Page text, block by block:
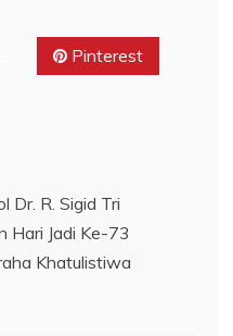
Pinterest
Dr. R. Sigid Tri
Hari Jadi Ke-73
Khatulistiwa